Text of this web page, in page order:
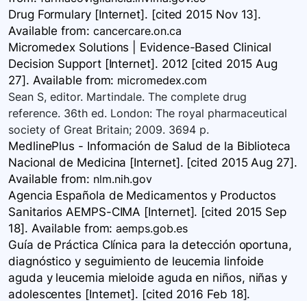
Drug Formulary [Internet]. [cited 2015 Nov 13].
Available from: cancercare.on.ca
Micromedex Solutions | Evidence-Based Clinical
Decision Support [Internet]. 2012 [cited 2015 Aug
27]. Available from: micromedex.com
Sean S, editor. Martindale. The complete drug
reference. 36th ed. London: The royal pharmaceutical
society of Great Britain; 2009. 3694 p.
MedlinePlus - Información de Salud de la Biblioteca
Nacional de Medicina [Internet]. [cited 2015 Aug 27].
Available from: nlm.nih.gov
Agencia Española de Medicamentos y Productos
Sanitarios AEMPS-CIMA [Internet]. [cited 2015 Sep
18]. Available from:aemps.gob.es
Guía de Práctica Clínica para la detección oportuna,
diagnóstico y seguimiento de leucemia linfoide
aguda y leucemia mieloide aguda en niños, niñas y
adolescentes [Internet]. [cited 2016 Feb 18].